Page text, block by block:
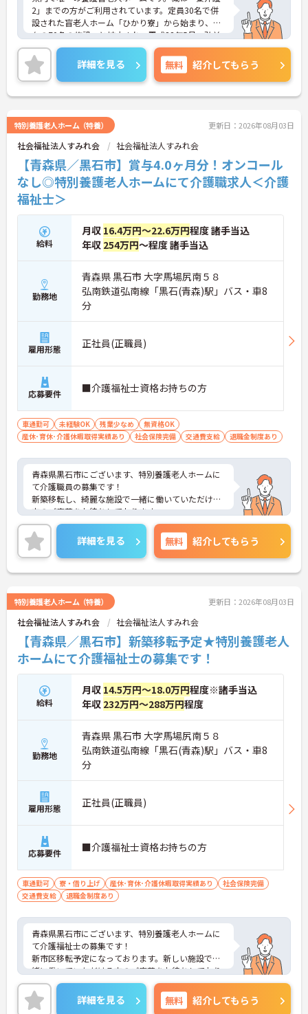
2」までの方がご利用されています。定員30名で併
設された盲老人ホーム「ひかり寮」から始まり、現
在の70名の施設へと拡大され、平成28年5月、弘前
市金属町に落成した新園舎に移転し、新たなスター
トをきりました。目の不自由な方の施設として大き
な役割を果たしています。ご興味のある方には、面
接対策ポイントなど、さらに詳細をお話しいたしま
すのでお気軽にご相談ください！
詳細を見る 無料 紹介してもらう
特別養護老人ホーム（特養） 更新日：2026年08月03日
社会福祉法人すみれ会 社会福祉法人すみれ会
【青森県／黒石市】賞与4.0ヶ月分！オンコール
なし◎特別養護老人ホームにて介護職求人＜介護
福祉士＞
給料
月収 16.4万円～22.6万円程度 諸手当込
年収 254万円～程度 諸手当込
勤務地
青森県 黒石市 大字馬場尻南５８
弘南鉄道弘南線「黒石(青森)駅」バス・車8
分
雇用形態 正社員(正職員)
応募要件 ■介護福祉士資格お持ちの方
車通勤可 未経験OK 残業少なめ
無資格OK
産休･育休･介護休暇取得実績あり
社会保険完備 交通費支給 退職金制度あり
青森県黒石市にございます、特別養護老人ホームに
て介護職員の募集です！
新築移転し、綺麗な施設で一緒に働いていただける
方のご応募をお待ちしております。
ご興味のある方は、マイナビ介護職までお問い合わ
せください。詳細を見る 無料 紹介してもらう
特別養護老人ホーム（特養） 更新日：2026年08月03日
社会福祉法人すみれ会 社会福祉法人すみれ会
【青森県／黒石市】新築移転予定★特別養護老人
ホームにて介護福祉士の募集です！
給料
月収 14.5万円～18.0万円程度※諸手当込
年収 232万円～288万円程度
勤務地
青森県 黒石市 大字馬場尻南５８
弘南鉄道弘南線「黒石(青森)駅」バス・車8
分
雇用形態 正社員(正職員)
応募要件 ■介護福祉士資格お持ちの方
車通勤可 寮・借り上げ 産休･育休･介護休暇取得実績あり
社会保険完備
交通費支給
退職金制度あり
青森県黒石市にございます、特別養護老人ホームに
て介護福祉士の募集です！
新市区移転予定になっております。新しい施設で一
緒に働いていただける方のご応募をお待ちしており
ます。
ご興味のある方は、マイナビ介護職までお問い合わ
せください。
詳細を見る 無料 紹介してもらう